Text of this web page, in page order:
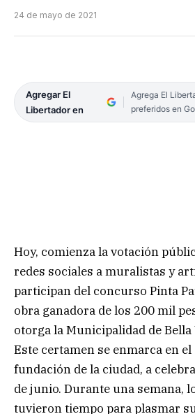
24 de mayo de 2021
Agregar El
Libertador en
Agrega El
preferidos en
Hoy, comienza la votación
redes sociales a muralistas y
participan del concurso Pinta
obra ganadora de los 200 mil
otorga la Municipalidad de Bella
Este certamen se enmarca en
fundación de la ciudad, a
de junio. Durante una semana,
tuvieron tiempo para plasmar